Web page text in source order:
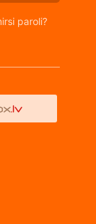
paroli?